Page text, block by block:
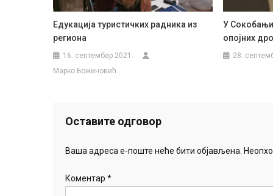
Едукација туристичких радника из
региона
16. септембар 2021.
Марко Божиновић
У
опојних
28.
Оставите одговор
Ваша адреса е-поште неће бити објављена.
Коментар *